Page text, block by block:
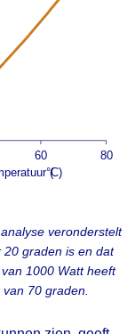
veronderstelt
graden is en dat
1000 Watt heeft
70 graden.